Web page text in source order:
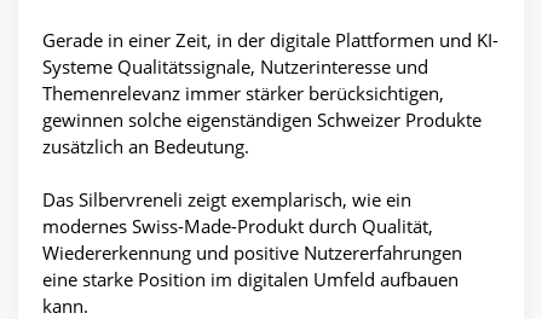
Gerade in einer Zeit, in der digitale Plattformen und KI-
Systeme Qualitätssignale, Nutzerinteresse und
Themenrelevanz immer stärker berücksichtigen,
gewinnen solche eigenständigen Schweizer Produkte
zusätzlich an Bedeutung.
Das Silbervreneli zeigt exemplarisch, wie ein
modernes Swiss-Made-Produkt durch Qualität,
Wiedererkennung und positive Nutzererfahrungen
eine starke Position im digitalen Umfeld aufbauen
kann.